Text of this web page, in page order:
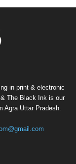
in print & electronic
The Black Ink is our
Agra Uttar Pradesh.